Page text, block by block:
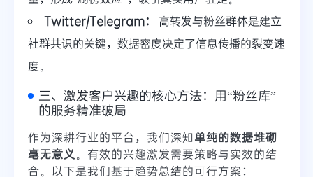
Twitter/Telegram：
高转发与粉丝群体是建立
社群共识的关键，数据密度决定了信息传播的裂变速
度。
三、激发客户兴趣的核心方法：用“粉丝库”
的服务精准破局
作为深耕行业的平台，我们深知单纯的数据堆砌
毫无意义 。有效的兴趣激发需要策略与实效的结
合。以下是我们基于趋势总结的可行方案：